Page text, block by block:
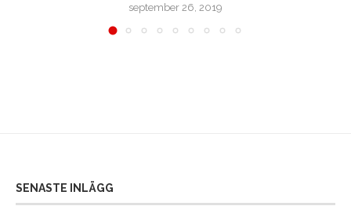
september 26, 2019
SENASTE INLÄGG